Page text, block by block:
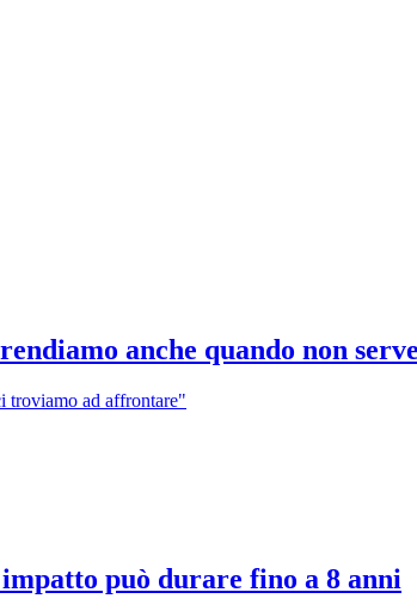
anche quando non
troviamo ad affrontare"
può durare fino a 8 anni